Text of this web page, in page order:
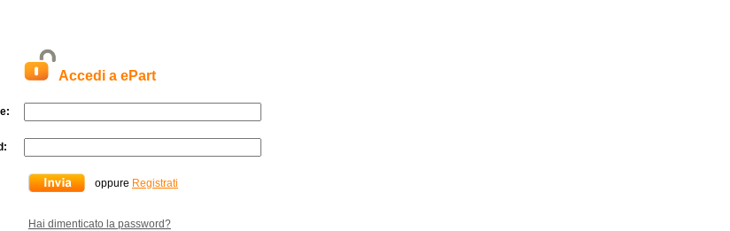
Accedi a ePart
oppure Registrati
Hai dimenticato la password?